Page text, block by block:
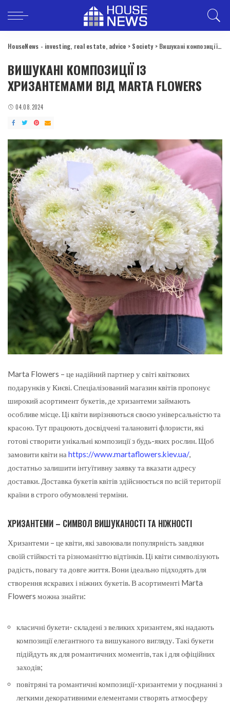
HouseNews - investing, real estate, advice > Society> Вишукані композиції із хризантемами від Marta Flowers
ВИШУКАНІ КОМПОЗИЦІЇ ІЗ
ХРИЗАНТЕМАМИ ВІД MARTA FLOWERS
04.08.2024
Marta Flowers – це надійний партнер у світі квіткових
подарунків у Києві. Спеціалізований магазин квітів пропонує
широкий асортимент букетів, де хризантеми займають
особливе місце.Ці квіти вирізняються своєю універсальністю та
красою. Тут працюють досвідчені талановиті флористи, які
готові створити унікальні композиції з будь-яких рослин. Щоб
замовити квіти на https://www.martaflowers.kiev.ua/,
достатньо залишити інтуїтивну заявку та вказати адресу
доставки. Доставка букетів квітів здійснюється по всій території
країни в строго обумовлені терміни.
ХРИЗАНТЕМИ – СИМВОЛ ВИШУКАНОСТІ ТА НІЖНОСТІ
Хризантеми – це квіти, які завоювали популярність завдяки
своїй стійкості та різноманіттю відтінків. Ці квіти символізують
радість, повагу та довге життя. Вони ідеально підходять для
створення яскравих і ніжних букетів. В асортименті Marta
Flowers можна знайти:
класичні букети- складені з великих хризантем, які надають
композиції елегантного та вишуканого вигляду. Такі букети
підійдуть як для романтичних моментів, так і для офіційних
заходів;
повітряні та романтичні композиції-хризантеми у поєднанні з
легкими декоративними елементами створять атмосферу